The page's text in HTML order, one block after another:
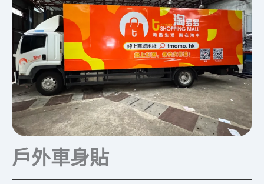
戶外車身貼